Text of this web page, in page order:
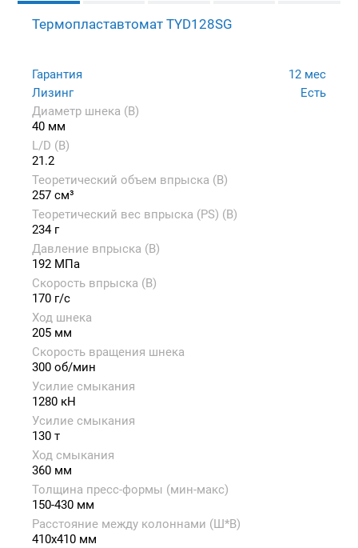
Термопластавтомат TYD128SG
Гарантия
12 мес
Лизинг
Есть
Диаметр шнека (B)
40 мм
L/D (B)
21.2
Теоретический объем впрыска (B)
257 см³
Теоретический вес впрыска (PS) (B)
234 г
Давление впрыска (B)
192 МПа
Скорость впрыска (B)
170 г/с
Ход шнека
205 мм
Скорость вращения шнека
300 об/мин
Усилие смыкания
1280 кН
Усилие смыкания
130 т
Ход смыкания
360 мм
Толщина пресс-формы (мин-макс)
150-430 мм
Расстояние между колоннами (Ш*В)
410x410 мм